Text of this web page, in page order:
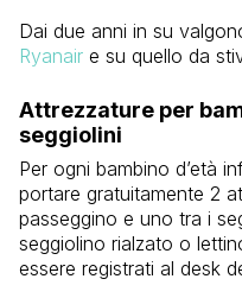
Dai due anni in su
Ryanair e su quello da
Attrezzature per
seggiolini
Per ogni bambino d’età
portare gratuitamente 2
passeggino e uno tra i
seggiolino rialzato o
essere registrati al desk